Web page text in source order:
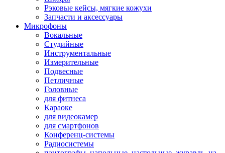
Рэковые кейсы, мягкие кожухи
Запчасти и аксессуары
Микрофоны
Вокальные
Студийные
Инструментальные
Измерительные
Подвесные
Петличные
Головные
для фитнеса
Караоке
для видеокамер
для смартфонов
Конференц-системы
Радиосистемы